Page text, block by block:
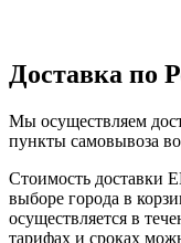
Доставка по
Мы осуществляем
пункты самовывоза
Стоимость доставки
выборе города в
осуществляется в
тарифах и сроках